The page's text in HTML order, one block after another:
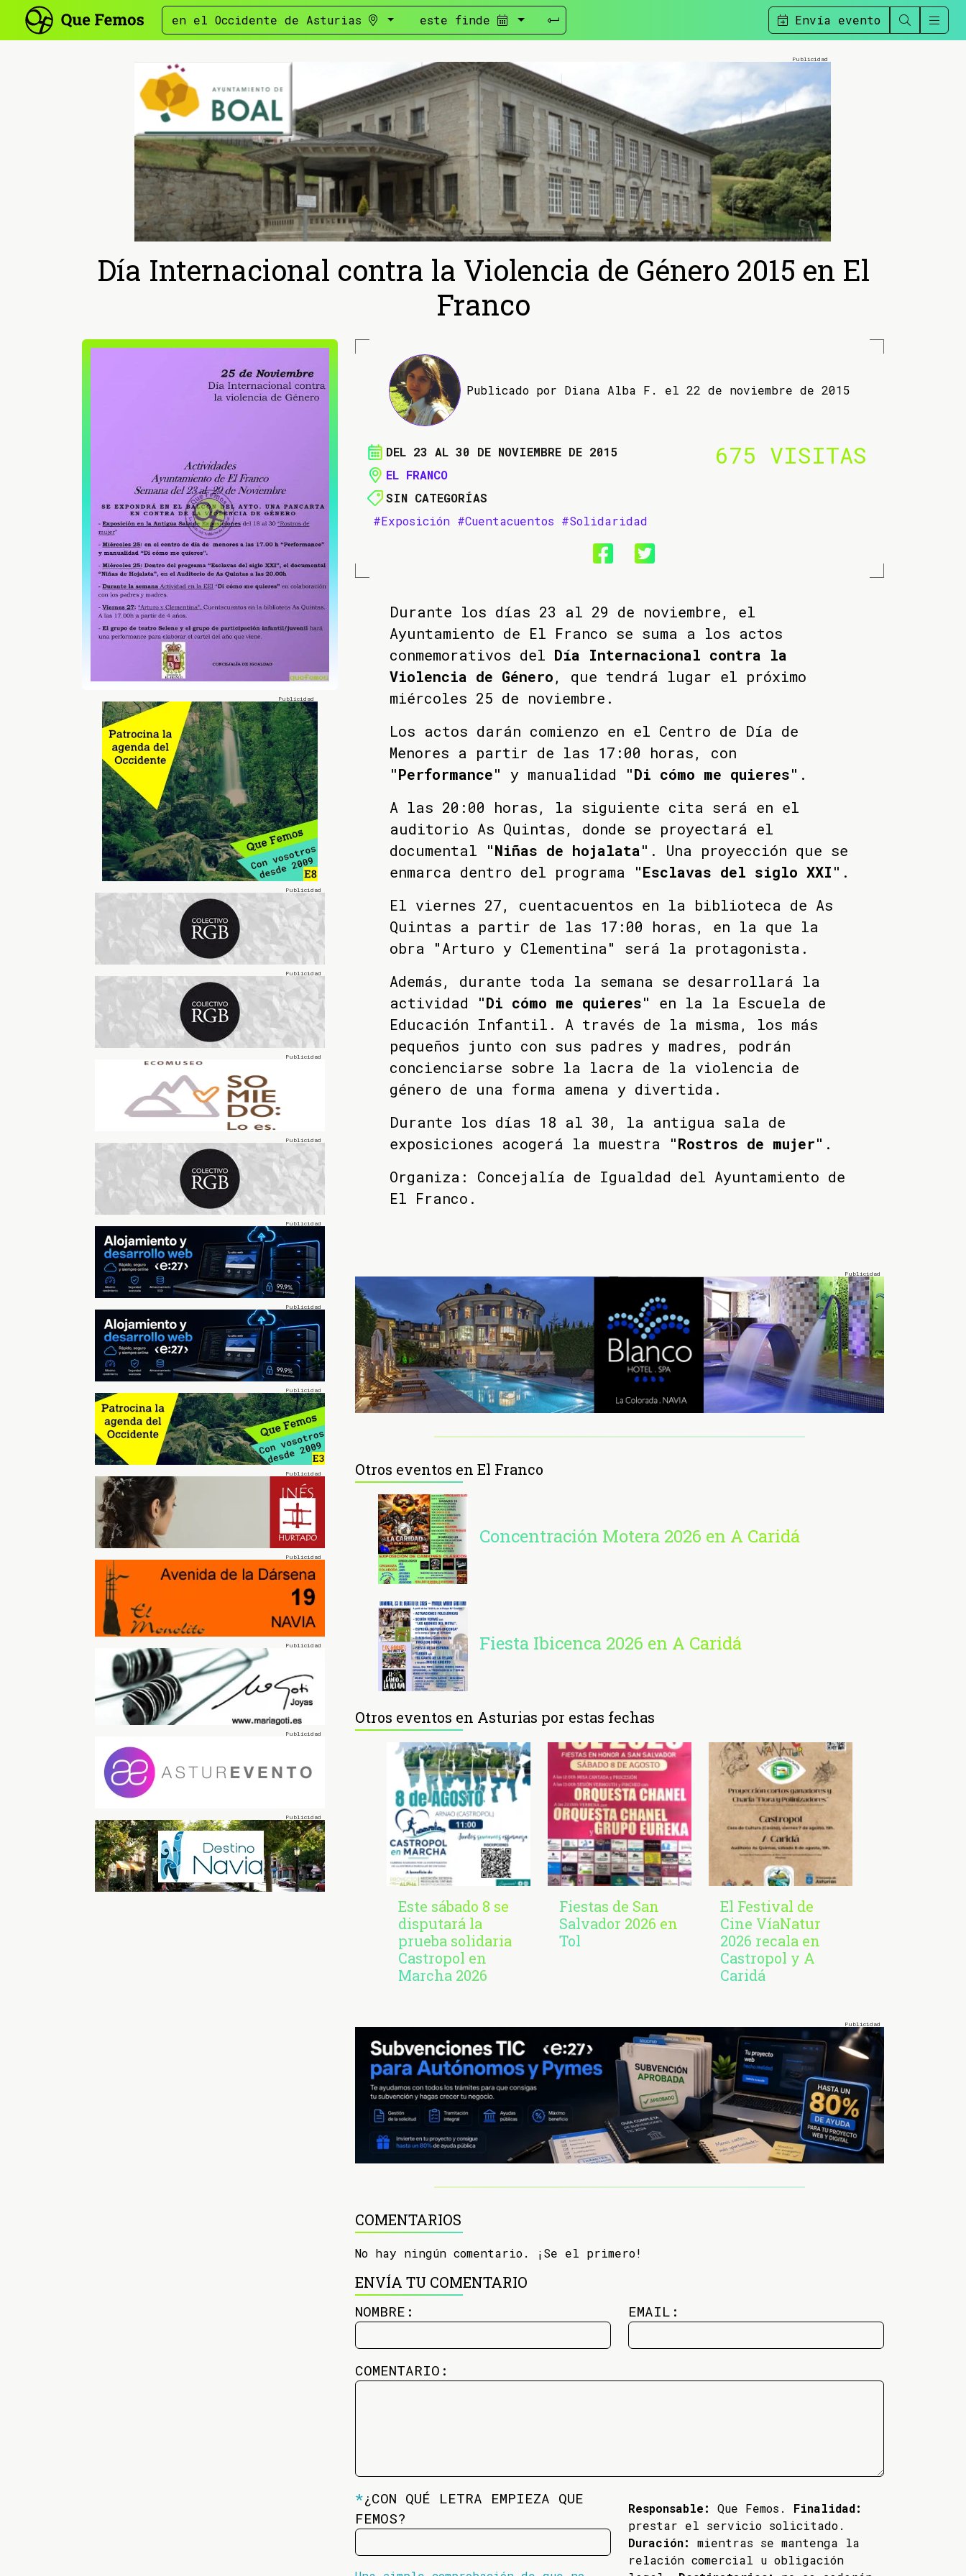
en el Occidente de Asturias este finde Envía evento
Día Internacional contra la Violencia de Género 2015 en El
Franco
Publicado por Diana Alba F. el 22 de noviembre de 2015
DEL 23 AL 30 DE NOVIEMBRE DE 2015
EL FRANCO
SIN CATEGORÍAS
#Exposición #Cuentacuentos #Solidaridad
675 VISITAS
Durante los días 23 al 29 de noviembre, el
Ayuntamiento de El Franco se suma a los actos
conmemorativos del Día Internacional contra la
Violencia de Género, que tendrá lugar el próximo
miércoles 25 de noviembre.
Los actos darán comienzo en el Centro de Día de
Menores a partir de las 17:00 horas, con
"Performance" y manualidad "Di cómo me quieres" .
A las 20:00 horas, la siguiente cita será en el
auditorio As Quintas, donde se proyectará el
documental "Niñas de hojalata" . Una proyección que se
enmarca dentro del programa "Esclavas del siglo XXI" .
El viernes 27, cuentacuentos en la biblioteca de As
Quintas a partir de las 17:00 horas, en la que la
obra "Arturo y Clementina" será la protagonista.
Además, durante toda la semana se desarrollará la
actividad
"Di cómo me quieres"
en la la Escuela de
Educación Infantil. A través de la misma, los más
pequeños junto con sus padres y madres, podrán
concienciarse sobre la lacra de la violencia de
género de una forma amena y divertida.
Durante los días 18 al 30, la antigua sala de
exposiciones acogerá la muestra
"Rostros de mujer" .
Organiza: Concejalía de Igualdad del Ayuntamiento de
El Franco.
Otros eventos en El Franco
Concentración Motera 2026 en A Caridá
Fiesta Ibicenca 2026 en A Caridá
Otros eventos en Asturias por estas fechas
Este sábado 8 se
disputará la
prueba solidaria
Castropol en
Marcha 2026
Fiestas de San
Salvador 2026 en
Tol
El Festival de
Cine VíaNatur
2026 recala en
Castropol y A
Caridá
COMENTARIOS
No hay ningún comentario. ¡Se el primero!
ENVÍA TU COMENTARIO
NOMBRE: EMAIL:
COMENTARIO:
*¿CON QUÉ LETRA EMPIEZA QUE
FEMOS?
Responsable: Que Femos. Finalidad:
prestar el servicio solicitado.
Duración:
mientras se mantenga la
relación comercial u obligación